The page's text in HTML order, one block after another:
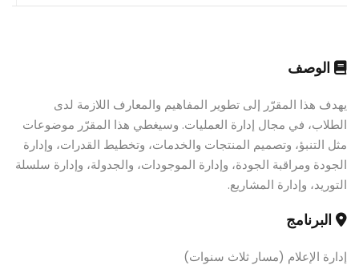
الوصف
يهدف هذا المقرّر إلى تطوير المفاهيم والمعارف اللازمة لدى
الطلاب، في مجال إدارة العمليات. وسيغطي هذا المقرّر موضوعات
مثل التنبؤ، وتصميم المنتجات والخدمات، وتخطيط القدرات، وإدارة
الجودة ومراقبة الجودة، وإدارة الموجودات، والجدولة، وإدارة سلسلة
التوريد، وإدارة المشاريع.
البرنامج
إدارة الإعلام (مسار ثلاث سنوات)